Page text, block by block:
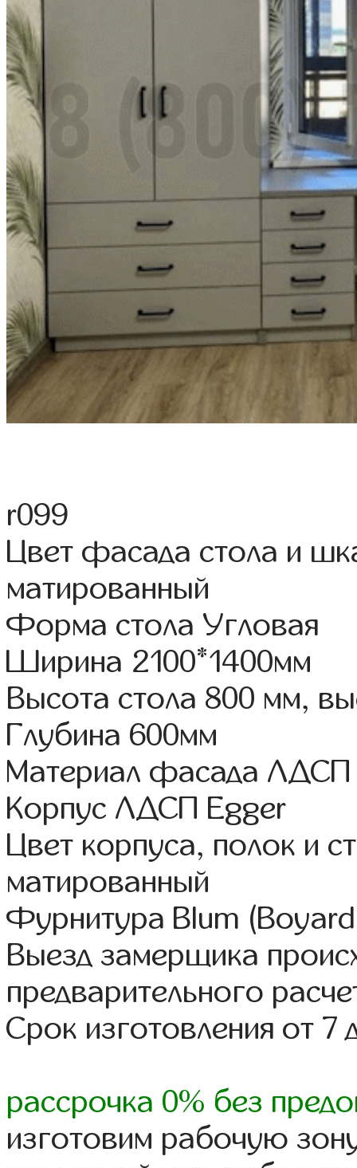
r099
Цвет фасада стола и
матированный
Форма стола Угловая
Ширина 2100*1400мм
Высота стола 800 мм,
Глубина 600мм
Материал фасада ЛДСП
Корпус ЛДСП Egger
Цвет корпуса, полок и
матированный
Фурнитура Blum
Выезд замерщика
предварительного
Срок изготовления от 7
рассрочка 0% без
изготовим рабочую